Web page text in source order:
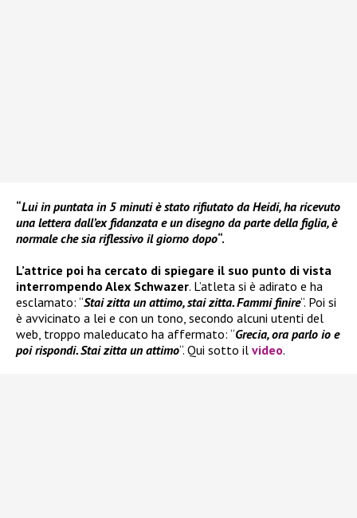
“Lui in puntata in 5 minuti è stato rifiutato da Heidi, ha ricevuto
una lettera dall’ex fidanzata e un disegno da parte della figlia, è
normale che sia riflessivo il giorno dopo“.
L’attrice poi ha cercato di spiegare il suo punto di vista
interrompendo Alex Schwazer. L’atleta si è adirato e ha
esclamato: “Stai zitta un attimo, stai zitta. Fammi finire“. Poi si
è avvicinato a lei e con un tono, secondo alcuni utenti del
web, troppo maleducato ha affermato: “Grecia, ora parlo io e
poi rispondi. Stai zitta un attimo“. Qui sotto il video.